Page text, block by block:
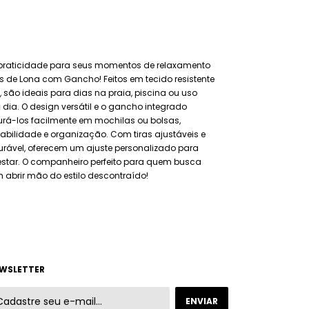
para seus momentos de relaxamento
de Lona com Gancho! Feitos em tecido resistente
são ideais para dias na praia, piscina ou uso
O design versátil e o gancho integrado
los facilmente em mochilas ou bolsas,
e organização. Com tiras ajustáveis e
oferecem um ajuste personalizado para
O companheiro perfeito para quem busca
abrir mão do estilo descontraído!